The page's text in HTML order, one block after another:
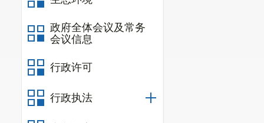
政府全体会议及常务
会议信息
行政许可
行政执法